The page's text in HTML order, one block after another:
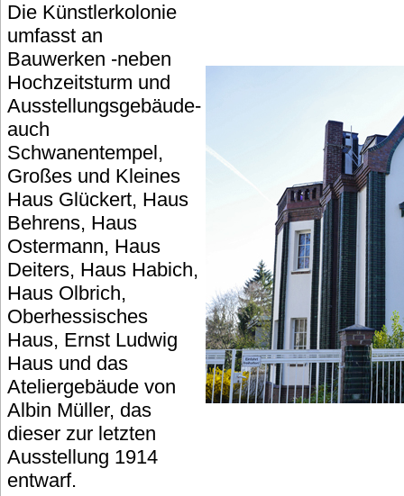
Die Künstlerkolonie
umfasst an
Bauwerken -neben
Hochzeitsturm und
Ausstellungsgebäude-
auch
Schwanentempel,
Großes und Kleines
Haus Glückert, Haus
Behrens, Haus
Ostermann, Haus
Deiters, Haus Habich,
Haus Olbrich,
Oberhessisches
Haus, Ernst Ludwig
Haus und das
Ateliergebäude von
Albin Müller, das
dieser zur letzten
Ausstellung 1914
entwarf.